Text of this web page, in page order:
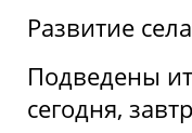
Развитие
Подведены
сегодня,